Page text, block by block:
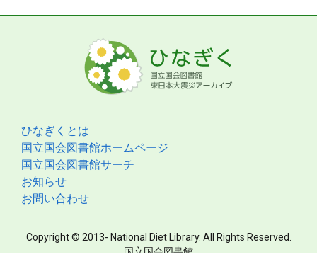
ひなぎくとは
国立国会図書館ホームページ
国立国会図書館サーチ
お知らせ
お問い合わせ
Copyright © 2013- National Diet Library. All Rights Reserved.